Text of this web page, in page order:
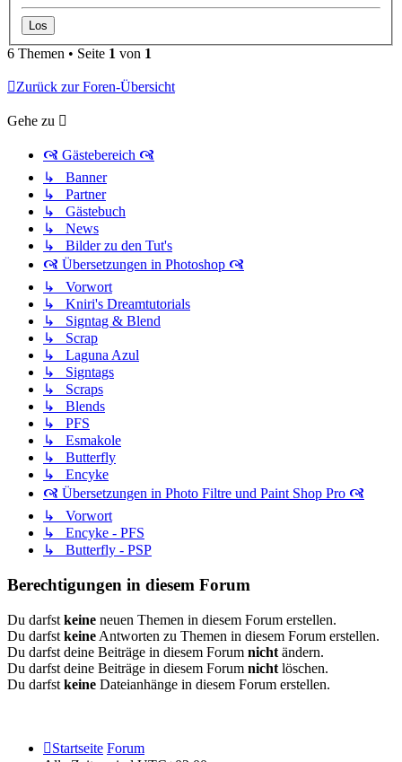
6 Themen • Seite 1 von 1
Zurück zur Foren-Übersicht
Gehe zu
🙧 Gästebereich 🙧
↳ Banner
↳ Partner
↳ Gästebuch
↳ News
↳ Bilder zu den Tut's
🙧 Übersetzungen in Photoshop 🙧
↳ Vorwort
↳ Kniri's Dreamtutorials
↳ Signtag & Blend
↳ Scrap
↳ Laguna Azul
↳ Signtags
↳ Scraps
↳ Blends
↳ PFS
↳ Esmakole
↳ Butterfly
↳ Encyke
🙧 Übersetzungen in Photo Filtre und Paint Shop Pro 🙧
↳ Vorwort
↳ Encyke - PFS
↳ Butterfly - PSP
Berechtigungen in diesem Forum
Du darfst keine neuen Themen in diesem Forum erstellen.
Du darfst keine Antworten zu Themen in diesem Forum erstellen.
Du darfst deine Beiträge in diesem Forum nicht ändern.
Du darfst deine Beiträge in diesem Forum nicht löschen.
Du darfst keine Dateianhänge in diesem Forum erstellen.
Startseite Forum